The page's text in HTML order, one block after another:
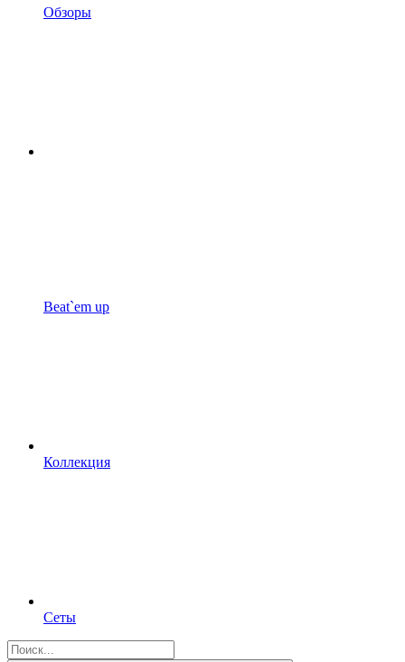
Обзоры
Beat`em up
Коллекция
Сеты